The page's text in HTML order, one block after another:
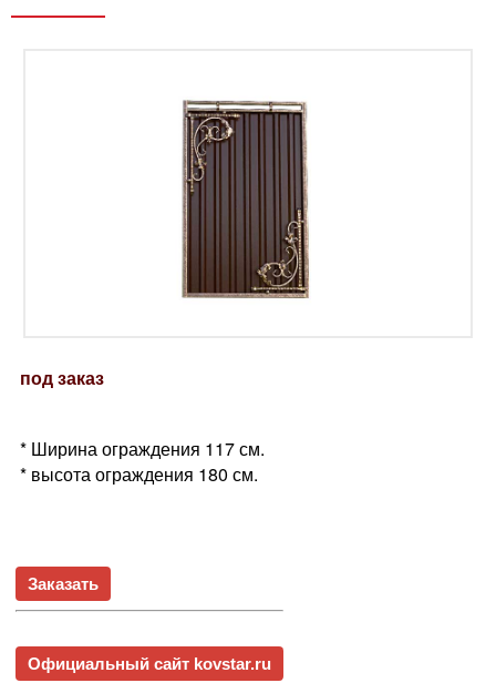
под заказ
* Ширина ограждения 117 см.
* высота ограждения 180 см.
Заказать
Официальный сайт kovstar.ru